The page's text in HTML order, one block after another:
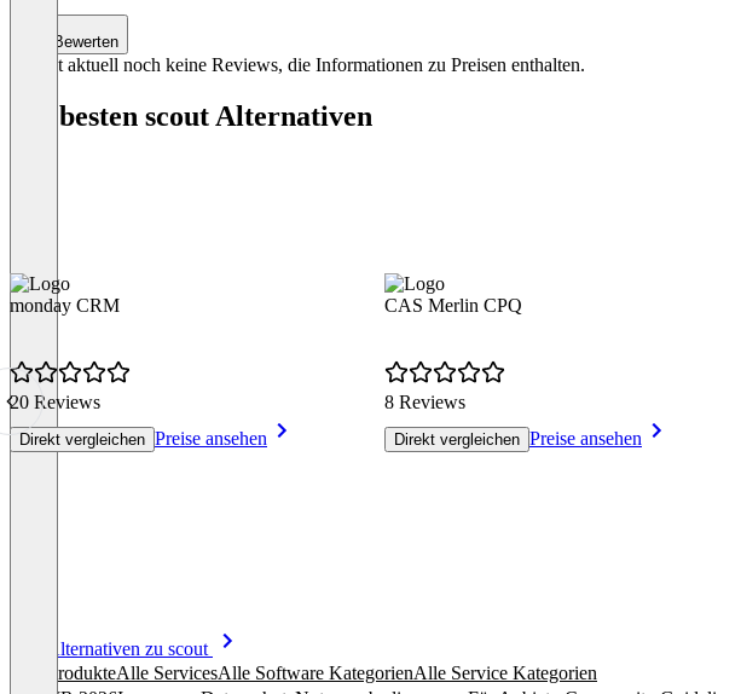
Bewerten
Es gibt aktuell noch keine Reviews, die Informationen zu Preisen enthalten.
Die besten scout Alternativen
monday CRM
20 Reviews
Direkt vergleichen Preise ansehen
CAS Merlin CPQ
8 Reviews
Direkt vergleichen Preise ansehen
Alle Alternativen zu scout
Alle ProdukteAlle ServicesAlle Software KategorienAlle Service Kategorien